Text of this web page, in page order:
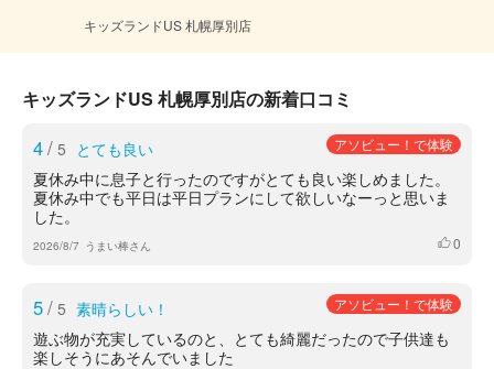
キッズランドUS 札幌厚別店
キッズランドUS 札幌厚別店の新着口コミ
4/ 5 とても良い アソビュー！で体験
夏休み中に息子と行ったのですがとても良い楽しめました。
夏休み中でも平日は平日プランにして欲しいなーっと思いま
した。
2026/8/7 うまい棒さん いいね
0
5/ 5 素晴らしい！ アソビュー！で体験
遊ぶ物が充実しているのと、とても綺麗だったので子供達も
楽しそうにあそんでいました